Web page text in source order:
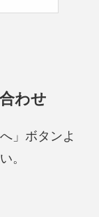
わせ
」ボタンよ
。